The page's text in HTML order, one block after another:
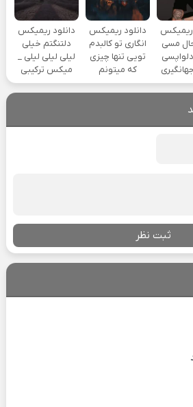
ریمیکس
مسی
دانلود ریمیکس
انگاری تو کالبدم
تویی تنها چیزی
که میتونم
دانلود ریمیکس
دلتنگتم خیلی
لیلی لیلی لیلی _
میکس ترکیبی
ثبت نظر